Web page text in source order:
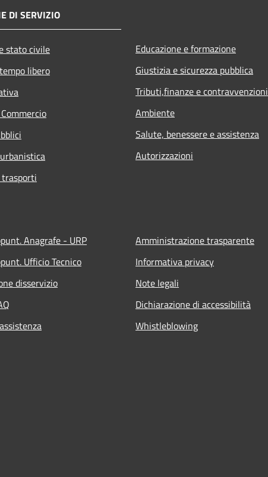
DI SERVIZIO
stato civile
libero
Educazione e formazione
Giustizia e sicurezza pubblica
Tributi,finanze e contravvenzioni
Ambiente
Salute, benessere e assistenza
Autorizzazioni
Anagrafe - URP
Ufficio Tecnico
disservizio
Amministrazione trasparente
Informativa privacy
Note legali
Dichiarazione di accessibilità
Whistleblowing